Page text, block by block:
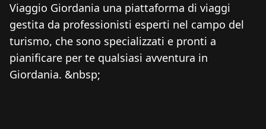
Viaggio Giordania una piattaforma di viaggi
gestita da professionisti esperti nel campo del
turismo, che sono specializzati e pronti a
pianificare per te qualsiasi avventura in
Giordania. &nbsp;